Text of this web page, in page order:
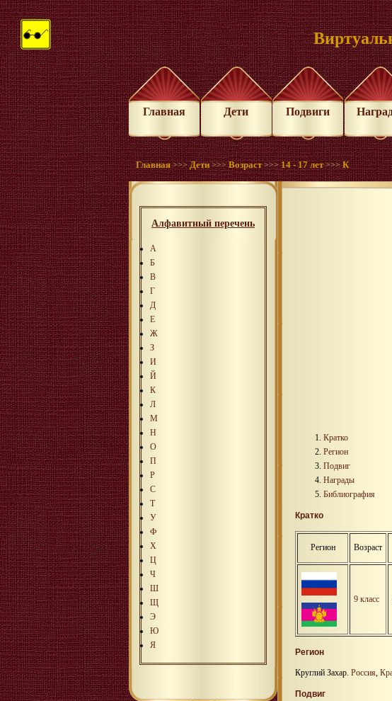
Главная Дети Подвиги
Главная >>>Дети >>>Возраст >>>14 - 17 лет >>>К
Алфавитный перечень
А
Б
В
Г
Д
Е
Ж
З
И
Й
К
Л
М
Н
О
П
Р
С
Т
У
Ф
Х
Ц
Ч
Ш
Щ
Э
Ю
Я
Кратко
Регион
Подвиг
Награды
Библиография
Кратко
Регион Возраст
9 класс
Регион
Круглий Захар. Россия,
Подвиг